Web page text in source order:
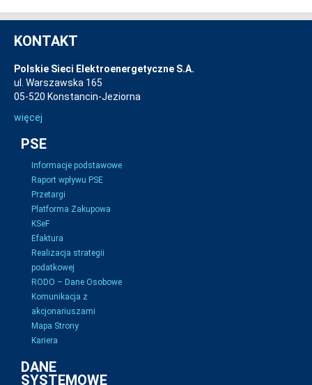
KONTAKT
Polskie Sieci Elektroenergetyczne S.A.
ul. Warszawska 165
05-520 Konstancin-Jeziorna
więcej
PSE
Informacje podstawowe
Raport wpływu PSE
Przetargi
Platforma Zakupowa
KSeF
Efaktura
Realizacja strategii
podatkowej
RODO – Dane Osobowe
Komunikacja z
akcjonariuszami
Mapa Strony
Kariera
DANE
SYSTEMOWE